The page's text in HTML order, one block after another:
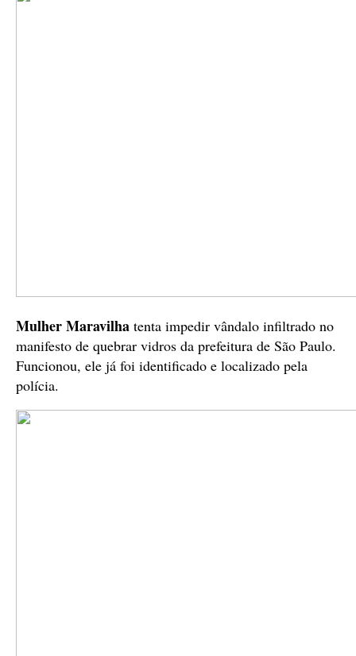
Mulher Maravilha tenta impedir vândalo infiltrado no
manifesto de quebrar vidros da prefeitura de São Paulo.
Funcionou, ele já foi identificado e localizado pela
polícia.